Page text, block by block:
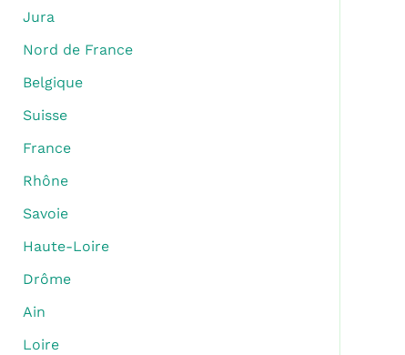
Jura
Nord de France
Belgique
Suisse
France
Rhône
Savoie
Haute-Loire
Drôme
Ain
Loire